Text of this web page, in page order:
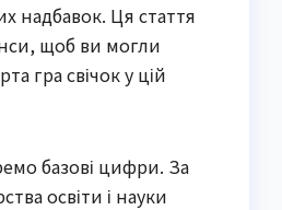
надбавок. Ця стаття
щоб ви могли
гра свічок у цій
базові цифри. За
освіти і науки